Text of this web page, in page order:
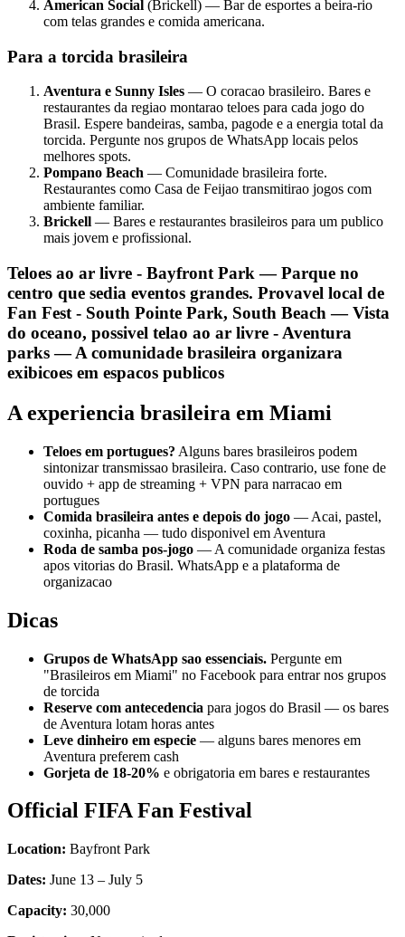
American Social (Brickell) — Bar de esportes a beira-rio
com telas grandes e comida americana.
Para a torcida brasileira
Aventura e Sunny Isles — O coracao brasileiro. Bares e
restaurantes da regiao montarao teloes para cada jogo do
Brasil. Espere bandeiras, samba, pagode e a energia total da
torcida. Pergunte nos grupos de WhatsApp locais pelos
melhores spots.
Pompano Beach — Comunidade brasileira forte.
Restaurantes como Casa de Feijao transmitirao jogos com
ambiente familiar.
Brickell — Bares e restaurantes brasileiros para um publico
mais jovem e profissional.
Teloes ao ar livre - Bayfront Park — Parque no
centro que sedia eventos grandes. Provavel local de
Fan Fest - South Pointe Park, South Beach — Vista
do oceano, possivel telao ao ar livre - Aventura
parks— A comunidade brasileira organizara
exibicoes em espacos publicos
A experiencia brasileira em Miami
Teloes em portugues? Alguns bares brasileiros podem
sintonizar transmissao brasileira. Caso contrario, use fone de
ouvido + app de streaming + VPN para narracao em
portugues
Comida brasileira antes e depois do jogo — Acai, pastel,
coxinha, picanha — tudo disponivel em Aventura
Roda de samba pos-jogo — A comunidade organiza festas
apos vitorias do Brasil. WhatsApp e a plataforma de
organizacao
Dicas
Grupos de WhatsApp sao essenciais. Pergunte em
"Brasileiros em Miami" no Facebook para entrar nos grupos
de torcida
Reserve com antecedencia para jogos do Brasil — os bares
de Aventura lotam horas antes
Leve dinheiro em especie — alguns bares menores em
Aventura preferem cash
Gorjeta de 18-20% e obrigatoria em bares e restaurantes
Official FIFA Fan Festival
Location: Bayfront Park
Dates: June 13 – July 5
Capacity: 30,000